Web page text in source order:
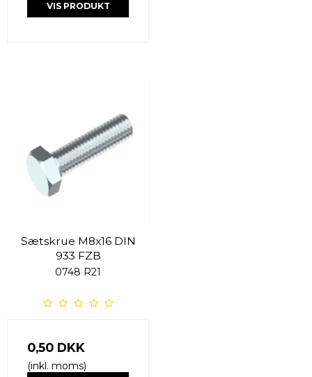
VIS PRODUKT
Sætskrue M8x16 DIN
933 FZB
0748 R21
0,50 DKK
(inkl. moms)